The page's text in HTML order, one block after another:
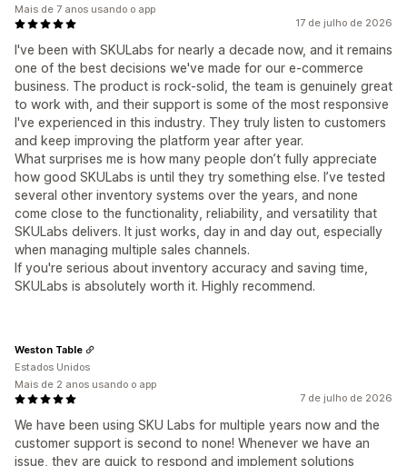
17 de julho de 2026
I've been with SKULabs for nearly a decade now, and it remains
one of the best decisions we've made for our e-commerce
business. The product is rock-solid, the team is genuinely great
to work with, and their support is some of the most responsive
I've experienced in this industry. They truly listen to customers
and keep improving the platform year after year.
What surprises me is how many people don’t fully appreciate
how good SKULabs is until they try something else. I’ve tested
several other inventory systems over the years, and none
come close to the functionality, reliability, and versatility that
SKULabs delivers. It just works, day in and day out, especially
when managing multiple sales channels.
If you're serious about inventory accuracy and saving time,
SKULabs is absolutely worth it. Highly recommend.
Mais de 7 anos usando o app
7 de julho de 2026
We have been using SKU Labs for multiple years now and the
customer support is second to none! Whenever we have an
issue, they are quick to respond and implement solutions
Weston Table
Estados Unidos
Mais de 2 anos usando o app